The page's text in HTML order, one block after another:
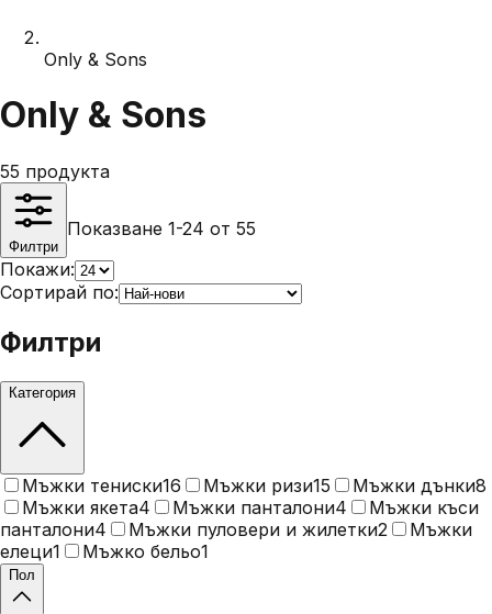
Only & Sons
Only & Sons
55 продукта
Филтри
Показване 1-24 от 55
Покажи:
Сортирай по:
Филтри
Категория
Мъжки тениски16 Мъжки ризи15 Мъжки дънки8
Мъжки якета4 Мъжки панталони4
Мъжки къси
панталони4 Мъжки пуловери и жилетки2
Мъжки
елеци1 Мъжко бельо1
Пол